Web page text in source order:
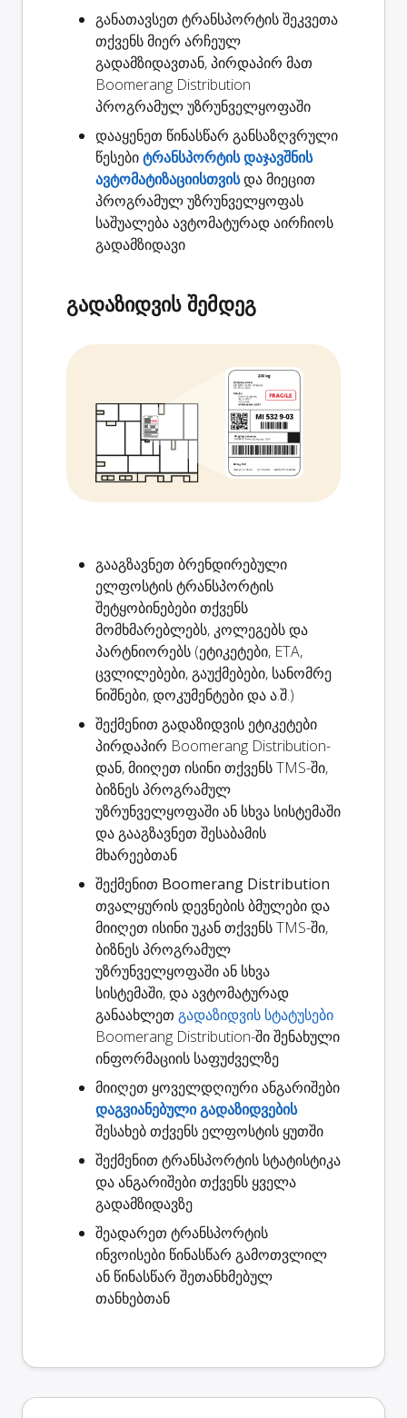
განათავსეთ ტრანსპორტის შეკვეთა
თქვენს მიერ არჩეულ
გადამზიდავთან, პირდაპირ მათ
Boomerang Distribution
პროგრამულ უზრუნველყოფაში
დააყენეთ წინასწარ განსაზღვრული
წესებიტრანსპორტის დაჯავშნის
ავტომატიზაციისთვისდა მიეცით
პროგრამულ უზრუნველყოფას
საშუალება ავტომატურად აირჩიოს
გადამზიდავი
გადაზიდვის შემდეგ
გააგზავნეთ ბრენდირებული
ელფოსტისტრანსპორტის
შეტყობინებებითქვენს
მომხმარებლებს, კოლეგებს და
პარტნიორებს (ეტიკეტები, ETA,
ცვლილებები, გაუქმებები, სანომრე
ნიშნები, დოკუმენტები და ა.შ.)
შექმენით გადაზიდვის ეტიკეტები
პირდაპირ Boomerang Distribution-
დან, მიიღეთ ისინი თქვენს TMS-ში,
ბიზნეს პროგრამულ
უზრუნველყოფაში ან სხვა სისტემაში
და გააგზავნეთ შესაბამის
მხარეებთან
შექმენით Boomerang Distribution
თვალყურის დევნების ბმულებიდა
მიიღეთ ისინი უკან თქვენს TMS-ში,
ბიზნეს პროგრამულ
უზრუნველყოფაში ან სხვა
სისტემაში, და ავტომატურად
განაახლეთ გადაზიდვის სტატუსები
Boomerang Distribution-ში შენახული
ინფორმაციის საფუძველზე
მიიღეთ ყოველდღიური ანგარიშები
დაგვიანებული გადაზიდვების
შესახებ თქვენს ელფოსტის ყუთში
შექმენით ტრანსპორტის სტატისტიკა
და ანგარიშები თქვენს ყველა
გადამზიდავზე
შეადარეთ ტრანსპორტის
ინვოისები წინასწარ გამოთვლილ
ან წინასწარ შეთანხმებულ
თანხებთან